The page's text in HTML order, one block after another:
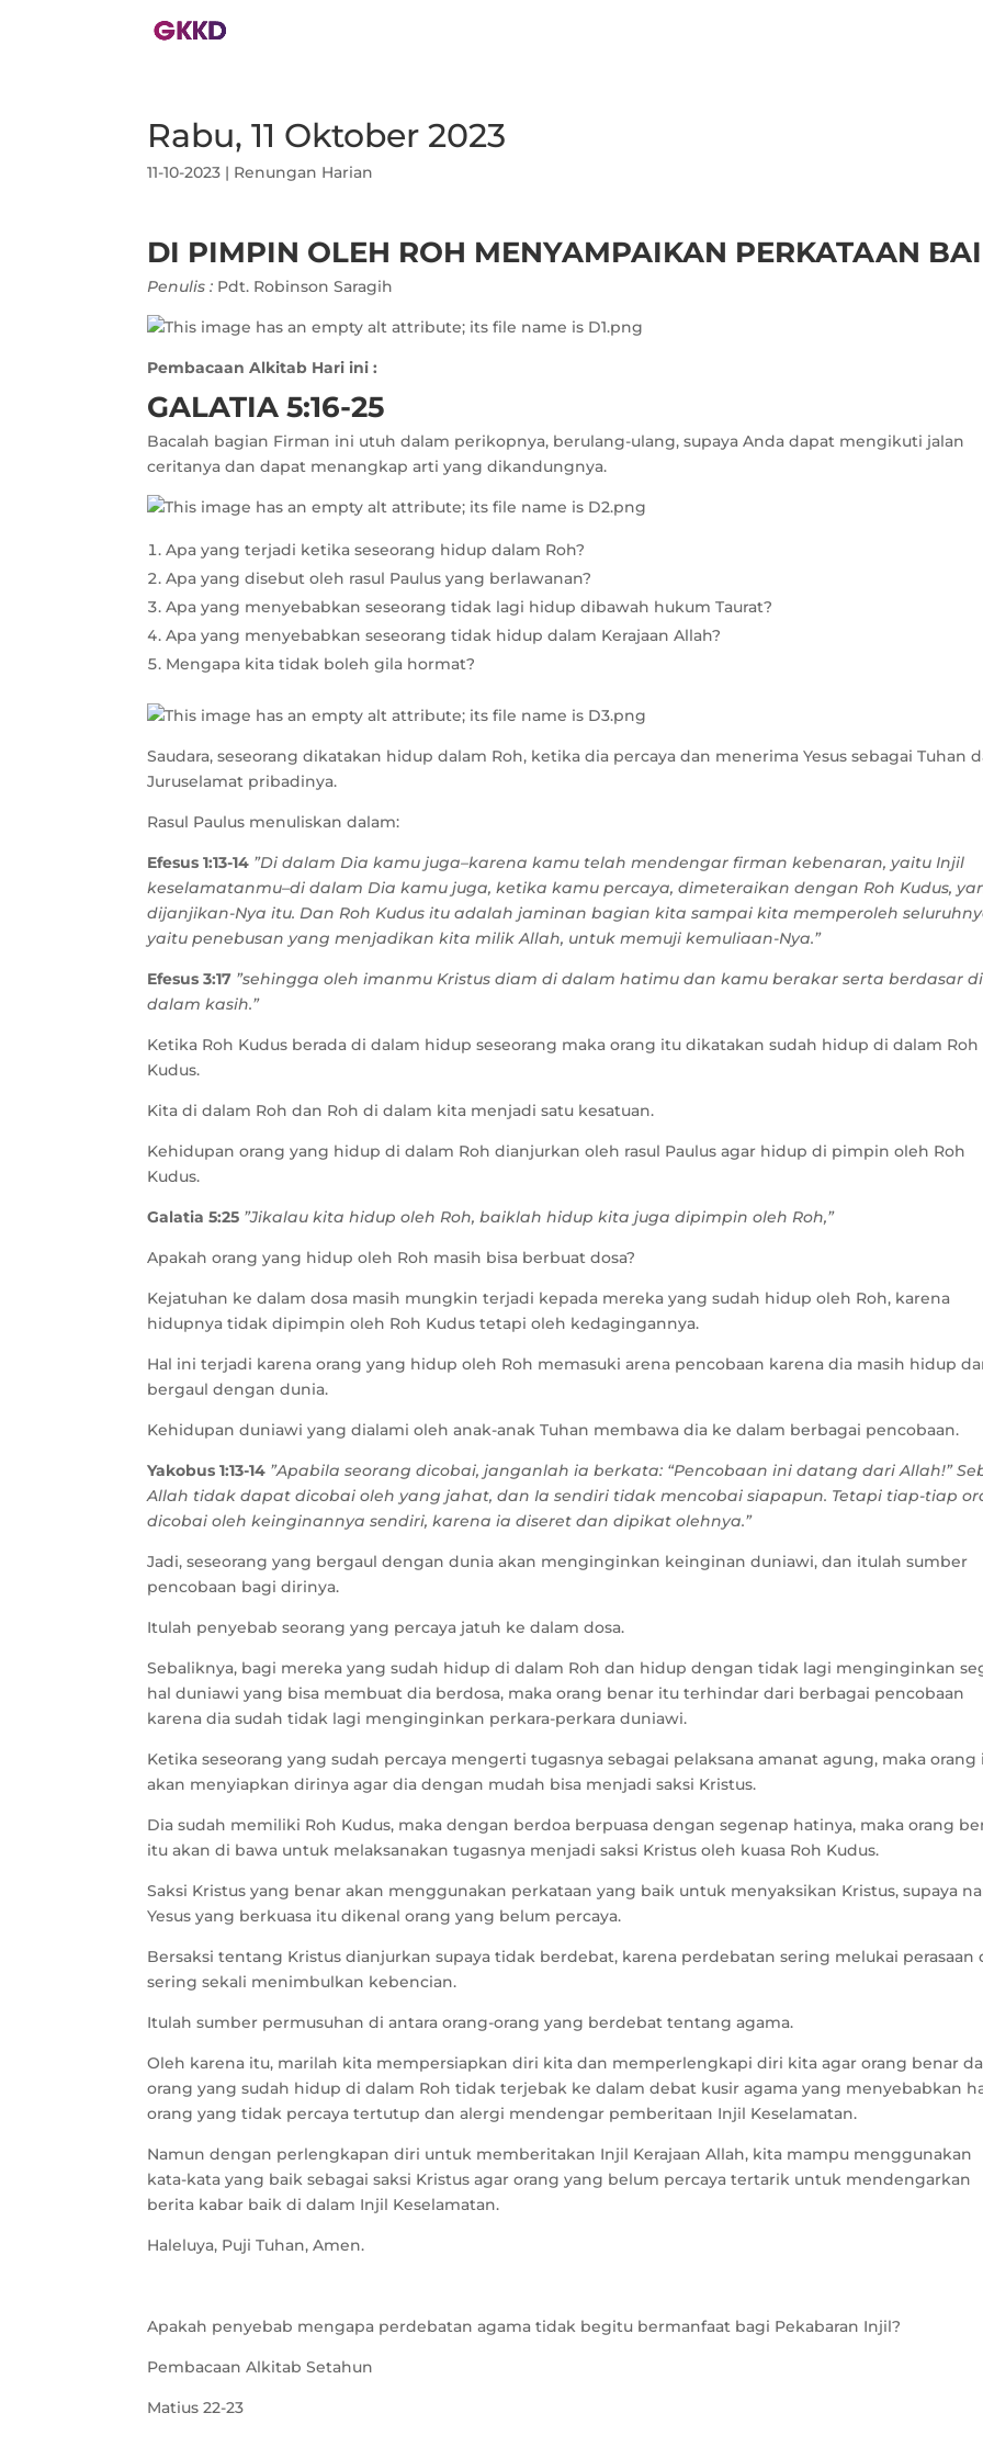
Rabu, 11 Oktober 2023
11-10-2023 | Renungan Harian
DI PIMPIN OLEH ROH MENYAMPAIKAN PERKATAAN
Penulis : Pdt. Robinson Saragih
Pembacaan Alkitab Hari ini :
GALATIA 5:16-25
Bacalah bagian Firman ini utuh dalam perikopnya, berulang-ulang, supaya Anda dapat mengikuti jalan
ceritanya dan dapat menangkap arti yang dikandungnya.
Apa yang terjadi ketika seseorang hidup dalam Roh?
Apa yang disebut oleh rasul Paulus yang berlawanan?
Apa yang menyebabkan seseorang tidak lagi hidup dibawah hukum Taurat?
Apa yang menyebabkan seseorang tidak hidup dalam Kerajaan Allah?
Mengapa kita tidak boleh gila hormat?
Saudara, seseorang dikatakan hidup dalam Roh, ketika dia percaya dan menerima Yesus sebagai Tuhan
Juruselamat pribadinya.
Rasul Paulus menuliskan dalam:
Efesus 1:13-14 ”Di dalam Dia kamu juga–karena kamu telah mendengar firman kebenaran, yaitu Injil
keselamatanmu–di dalam Dia kamu juga, ketika kamu percaya, dimeteraikan dengan Roh Kudus,
dijanjikan-Nya itu. Dan Roh Kudus itu adalah jaminan bagian kita sampai kita memperoleh
yaitu penebusan yang menjadikan kita milik Allah, untuk memuji kemuliaan-Nya.”
Efesus 3:17 ”sehingga oleh imanmu Kristus diam di dalam hatimu dan kamu berakar serta berdasar di
dalam kasih.”
Ketika Roh Kudus berada di dalam hidup seseorang maka orang itu dikatakan sudah hidup di dalam Roh
Kudus.
Kita di dalam Roh dan Roh di dalam kita menjadi satu kesatuan.
Kehidupan orang yang hidup di dalam Roh dianjurkan oleh rasul Paulus agar hidup di pimpin oleh Roh
Kudus.
Galatia 5:25 ”Jikalau kita hidup oleh Roh, baiklah hidup kita juga dipimpin oleh Roh,”
Apakah orang yang hidup oleh Roh masih bisa berbuat dosa?
Kejatuhan ke dalam dosa masih mungkin terjadi kepada mereka yang sudah hidup oleh Roh, karena
hidupnya tidak dipimpin oleh Roh Kudus tetapi oleh kedagingannya.
Hal ini terjadi karena orang yang hidup oleh Roh memasuki arena pencobaan karena dia masih hidup
bergaul dengan dunia.
Kehidupan duniawi yang dialami oleh anak-anak Tuhan membawa dia ke dalam berbagai pencobaan.
Yakobus 1:13-14 ”Apabila seorang dicobai, janganlah ia berkata: “Pencobaan ini datang dari Allah!”
Allah tidak dapat dicobai oleh yang jahat, dan Ia sendiri tidak mencobai siapapun. Tetapi tiap-tiap
dicobai oleh keinginannya sendiri, karena ia diseret dan dipikat olehnya.”
Jadi, seseorang yang bergaul dengan dunia akan menginginkan keinginan duniawi, dan itulah sumber
pencobaan bagi dirinya.
Itulah penyebab seorang yang percaya jatuh ke dalam dosa.
Sebaliknya, bagi mereka yang sudah hidup di dalam Roh dan hidup dengan tidak lagi menginginkan
hal duniawi yang bisa membuat dia berdosa, maka orang benar itu terhindar dari berbagai pencobaan
karena dia sudah tidak lagi menginginkan perkara-perkara duniawi.
Ketika seseorang yang sudah percaya mengerti tugasnya sebagai pelaksana amanat agung, maka orang
akan menyiapkan dirinya agar dia dengan mudah bisa menjadi saksi Kristus.
Dia sudah memiliki Roh Kudus, maka dengan berdoa berpuasa dengan segenap hatinya, maka orang
itu akan di bawa untuk melaksanakan tugasnya menjadi saksi Kristus oleh kuasa Roh Kudus.
Saksi Kristus yang benar akan menggunakan perkataan yang baik untuk menyaksikan Kristus, supaya
Yesus yang berkuasa itu dikenal orang yang belum percaya.
Bersaksi tentang Kristus dianjurkan supaya tidak berdebat, karena perdebatan sering melukai perasaan
sering sekali menimbulkan kebencian.
Itulah sumber permusuhan di antara orang-orang yang berdebat tentang agama.
Oleh karena itu, marilah kita mempersiapkan diri kita dan memperlengkapi diri kita agar orang benar
orang yang sudah hidup di dalam Roh tidak terjebak ke dalam debat kusir agama yang menyebabkan
orang yang tidak percaya tertutup dan alergi mendengar pemberitaan Injil Keselamatan.
Namun dengan perlengkapan diri untuk memberitakan Injil Kerajaan Allah, kita mampu menggunakan
kata-kata yang baik sebagai saksi Kristus agar orang yang belum percaya tertarik untuk mendengarkan
berita kabar baik di dalam Injil Keselamatan.
Haleluya, Puji Tuhan, Amen.
Apakah penyebab mengapa perdebatan agama tidak begitu bermanfaat bagi Pekabaran Injil?
Pembacaan Alkitab Setahun
Matius 22-23